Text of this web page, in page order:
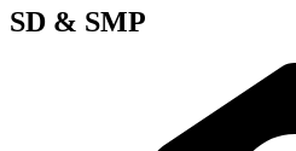
SD & SMP